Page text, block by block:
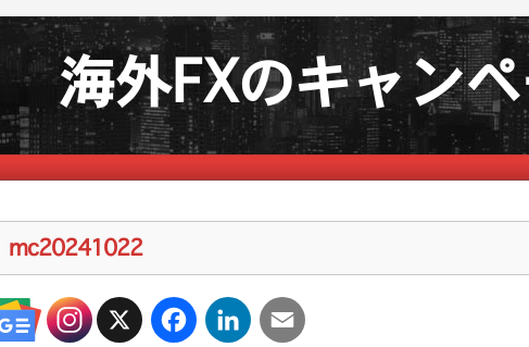
海外FXのキャン
mc20241022